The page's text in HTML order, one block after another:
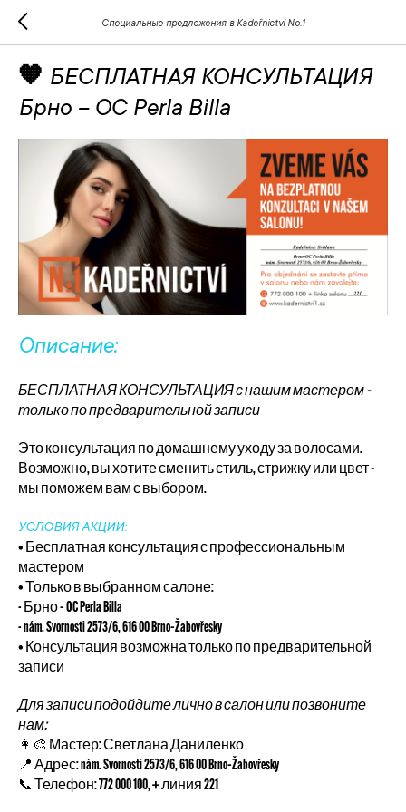
Специальные предложения в Kadeřnictví No.1
🧡 БЕСПЛАТНАЯ КОНСУЛЬТАЦИЯ
Брно – OC Perla Billa
Описание:
БЕСПЛАТНАЯ КОНСУЛЬТАЦИЯ с нашим мастером –
только по предварительной записи
Это консультация по домашнему уходу за волосами.
Возможно, вы хотите сменить стиль, стрижку или цвет –
мы поможем вам с выбором.
УСЛОВИЯ АКЦИИ:
• Бесплатная консультация с профессиональным
мастером
• Только в выбранном салоне:
- Брно – OC Perla Billa
- nám. Svornosti 2573/6, 616 00 Brno–Žabovřesky
• Консультация возможна только по предварительной
записи
Для записи подойдите лично в салон или позвоните
нам:
👩‍🎨 Мастер: Светлана Даниленко
📍 Адрес: nám. Svornosti 2573/6, 616 00 Brno–Žabovřesky
📞 Телефон: 772 000 100, + линия 221